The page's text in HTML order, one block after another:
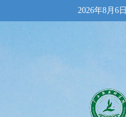
2026年8月6日